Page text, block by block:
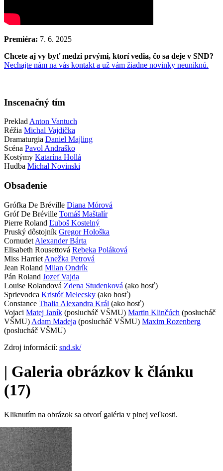
Premiéra: 7. 6. 2025
Chcete aj vy byť medzi prvými, ktorí vedia, čo sa deje v SND?
Nechajte nám na vás kontakt a už vám žiadne novinky neuniknú.
Inscenačný tím
PrekladAnton Vantuch
Réžia Michal Vajdička
Dramaturgia Daniel Majling
Scéna Pavol Andraško
Kostýmy Katarína Hollá
Hudba Michal Novinski
Obsadenie
Grófka De Bréville Diana Mórová
Gróf De Bréville Tomáš Maštalír
Pierre Roland Ľuboš Kostelný
Pruský dôstojník Gregor Hološka
Cornudet Alexander Bárta
Elisabeth Rousettová Rebeka Poláková
Miss Harriet Anežka Petrová
Jean Roland Milan Ondrík
Pán Roland Jozef Vajda
Louise Rolandová Zdena Studenková (ako hosť)
Sprievodca Kristóf Melecsky (ako hosť)
Constance Thalia Alexandra Král (ako hosť)
Vojaci Matej Janík (poslucháč VŠMU) Martin Klinčúch (poslucháč
VŠMU) Adam Madeja (poslucháč VŠMU) Maxim Rozenberg
(poslucháč VŠMU)
Zdroj informácií: snd.sk/
| Galeria obrázkov k článku
(17)
Kliknutím na obrázok sa otvorí galéria v plnej veľkosti.